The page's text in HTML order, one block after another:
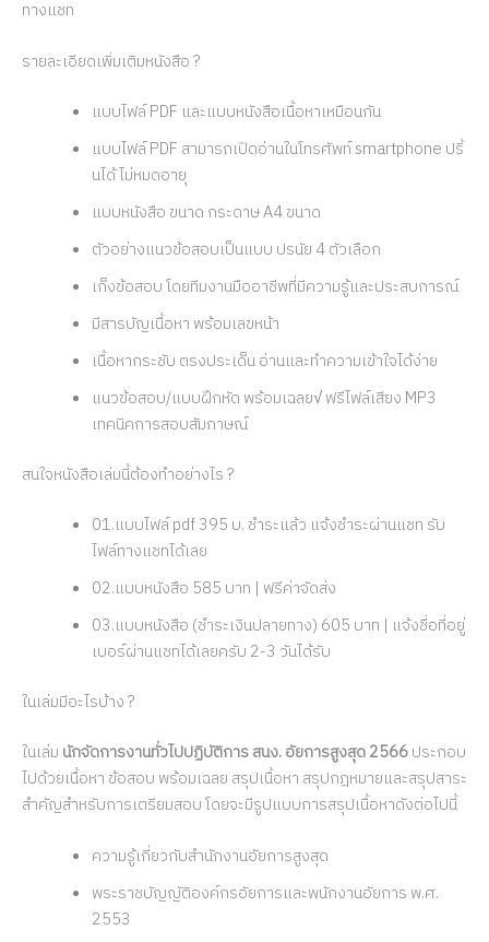
ทางแชท
รายละเอียดเพิ่มเติมหนังสือ ?
แบบไฟล์ PDF และแบบหนังสือเนื้อหาเหมือนกัน
แบบไฟล์ PDF สามารถเปิดอ่านในโทรศัพท์ smartphone ปริ้
นได้ ไม่หมดอายุ
แบบหนังสือ ขนาด กระดาษ A4 ขนาด
ตัวอย่างแนวข้อสอบเป็นแบบ ปรนัย 4 ตัวเลือก
เก็งข้อสอบ โดยทีมงานมืออาชีพที่มีความรู้และประสบการณ์
มีสารบัญเนื้อหา พร้อมเลขหน้า
เนื้อหากระชับ ตรงประเด็น อ่านและทำความเข้าใจได้ง่าย
แนวข้อสอบ/แบบฝึกหัด พร้อมเฉลย√ ฟรีไฟล์เสียง MP3
เทคนิคการสอบสัมภาษณ์
สนใจหนังสือเล่มนี้ต้องทำอย่างไร ?
01.แบบไฟล์ pdf 395 บ. ชำระแล้ว แจ้งชำระผ่านแชท รับ
ไฟล์ทางแชทได้เลย
02.แบบหนังสือ 585 บาท | ฟรีค่าจัดส่ง
03.แบบหนังสือ (ชำระเงินปลายทาง) 605 บาท | แจ้งชื่อที่อยู่
เบอร์ผ่านแชทได้เลยครับ 2-3 วันได้รับ
ในเล่มมีอะไรบ้าง ?
ในเล่ม นักจัดการงานทั่วไปปฏิบัติการ สนง. อัยการสูงสุด 2566ประกอบ
ไปด้วยเนื้อหา ข้อสอบ พร้อมเฉลย สรุปเนื้อหา สรุปกฎหมายและสรุปสาระ
สำคัญสำหรับการเตรียมสอบ โดยจะมีรูปแบบการสรุปเนื้อหาดังต่อไปนี้
ความรู้เกี่ยวกับสำนักงานอัยการสูงสุด
พระราชบัญญัติองค์กรอัยการและพนักงานอัยการ พ.ศ.
2553